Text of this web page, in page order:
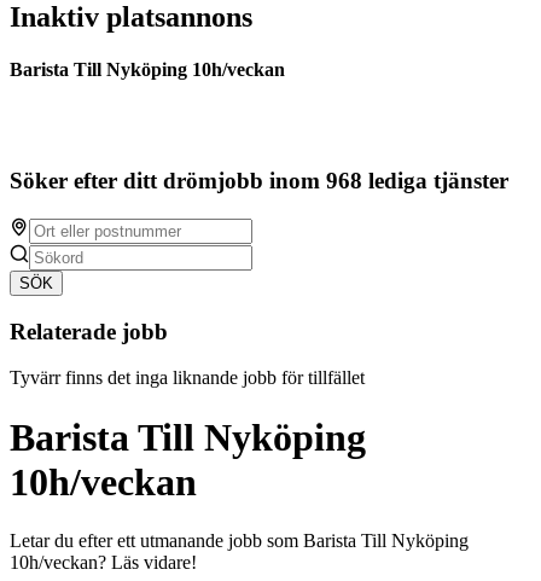
Inaktiv platsannons
Barista Till Nyköping 10h/veckan
Söker efter ditt drömjobb inom 968 lediga tjänster
SÖK
Relaterade jobb
Tyvärr finns det inga liknande jobb för tillfället
Barista Till Nyköping
10h/veckan
Letar du efter ett utmanande jobb som Barista Till Nyköping
10h/veckan? Läs vidare!